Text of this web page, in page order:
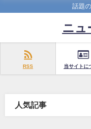
話題
ニュ
RSS 当サイトに
人気記事